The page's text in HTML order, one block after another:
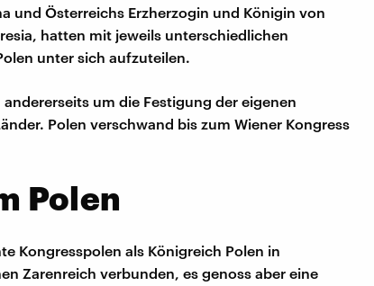
und Österreichs Erzherzogin und Königin von
hatten mit jeweils unterschiedlichen
unter sich aufzuteilen.
um die Festigung der eigenen
Polen verschwand bis zum Wiener Kongress
Polen
Kongresspolen als Königreich Polen in
Zarenreich verbunden, es genoss aber eine